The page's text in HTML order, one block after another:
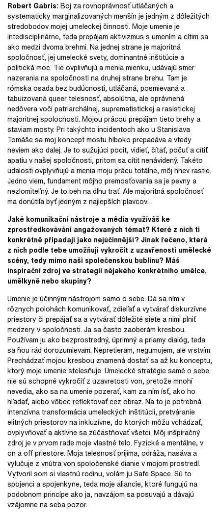
Robert Gabris: Boj za rovnoprávnosť utláčaných a
systematicky marginalizovaných menšín je jedným z dôležitých
stredobodov mojej umeleckej činnosti. Moje umenie je
intedisciplinárne, teda prepájam aktivizmus s umením a cítim sa
ako medzi dvoma brehmi. Na jednej strane je majoritná
spoločnosť, jej umelecké svety, dominantné inštitúcie a
politická moc. Tie ovplivňujú a menia mienku, udávajú smer
nazerania na spoločnosti na druhej strane brehu. Tam je
rómska osada bez budúcnosti, utláčaná, posmievaná a
tabuizovaná queer telesnosť, absolútna, ale oprávnená
nedôvera voči patriarchálnej, suprematistickej a rasistickej
majoritnej spolocnosti. Mojou prácou prepájam tieto brehy a
staviam mosty. Pri takýchto incidentoch ako u Stanislava
Tomáše sa moj koncept mostu hlboko prepadáva a vtedy
neviem ako dalej. Je to sužujúci pocit, vidieť, čítať, počuť a cítiť
apatiu v našej spoločnosti, pritom sa cítit nenávidený. Takéto
udalosti ovplyvňujú a menia moju prácu totálne, môj hnev rastie.
Jedno viem, fundament môjho premosťovania sa je pevny a
nezlomiteľný. Je to beh na dlhu trať. Ale majoritná spoločnosť
ma donútila byť jedným z najlepších plavcov…
Jaké komunikační nástroje a média využíváš ke
zprostředkovávání angažovaných témat? Které z nich ti
konkrétně připadají jako nejúčinnější? Jinak řečeno, která
z nich podle tebe umožňují vykročit z uzavřenosti umělecké
scény, tedy mimo naši společenskou bublinu? Máš
inspirační zdroj ve strategii nějakého konkrétního umělce,
umělkyně nebo skupiny?
Umenie je účinným nástrojom samo o sebe. Dá sa ním v
rôznych polohách komunikovať, zdieľať a vytvárať diskurzívne
priestory či prepájať sa a vytvárať dôležité siete a nimi plniť
medzery v spoločnosti. Ja sa často zaoberám kresbou.
Používam ju ako bezprostredný, úprimný a priamy dialóg, teda
sa ňou rád dorozumievam. Nepretieram, negumujem, ale vrstvím.
Prechádzať mojou kresbou znamená dostať sa až ku konceptu,
ktorý moje umenie stelesňuje. Umelecké stratégie samé o sebe
nie sú schopné vykročiť z uzavretosti von, pretože mnohí
nevedia, ako sa na umenie pozerať, kam za ním ísť, ako ho
hľadať, alebo vôbec reflektovať cez obraz. Na to je potrebná
intenzívna transformácia umeleckých inštitúcii, pretváranie
elitných priestorov na inkluzívne, do ktorých môžu vchádzať,
ovplyvňovať a aktívne sa zúčastňovať všetci. Môj inšpiračný
zdroj je v prvom rade moje vlastné telo. Fyzické a mentálne, v
on a off priestore. Moja telesnosť prijíma, odráža, nasáva a
vylučuje z vnútra von spoločenské dianie v mojom prostredí.
Vytvoril som si vlastnú rodinu, volám ju Safe Space. Sú to
spojenci a spojenkyne, teda moje aliancie, ktoré fungujú na
podobnom princípe ako ja, navzájom sa posuvajú a dávajú
vzájomne na seba pozor.